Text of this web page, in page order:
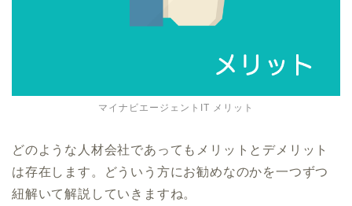
マイナビエージェントIT メリット
どのような人材会社であってもメリットとデメリット
は存在します。どういう方にお勧めなのかを一つずつ
紐解いて解説していきますね。